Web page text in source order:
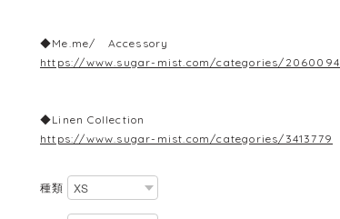
◆Me.me/ Accessory
https://www.sugar-mist.com/categories/2060094
◆Linen Collection
https://www.sugar-mist.com/categories/3413779
種類